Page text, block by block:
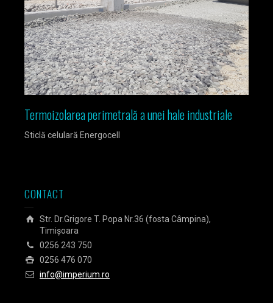
Termoizolarea perimetrală a unei hale industriale
Sticlă celulară Energocell
CONTACT
Str. Dr.Grigore T. Popa Nr.36 (fosta Câmpina),
Timișoara
0256 243 750
0256 476 070
info@imperium.ro